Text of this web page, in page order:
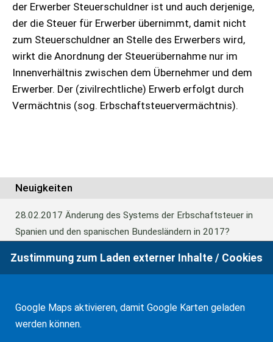
der Erwerber Steuerschuldner ist und auch derjenige,
der die Steuer für Erwerber übernimmt, damit nicht
zum Steuerschuldner an Stelle des Erwerbers wird,
wirkt die Anordnung der Steuerübernahme nur im
Innenverhältnis zwischen dem Übernehmer und dem
Erwerber. Der (zivilrechtliche) Erwerb erfolgt durch
Vermächtnis (sog. Erbschaftsteuervermächtnis).
Neuigkeiten
28.02.2017 Änderung des Systems der Erbschaftsteuer in
Spanien und den spanischen Bundesländern in 2017?
24.06.2016Europäisches Güterrecht verabschiedet
01.01.2016
Erbschaftsteuer und Schenkungssteuer der
Zustimmung zum Laden externer Inhalte / Cookies
Google Maps aktivieren, damit Google Karten geladen
werden können.